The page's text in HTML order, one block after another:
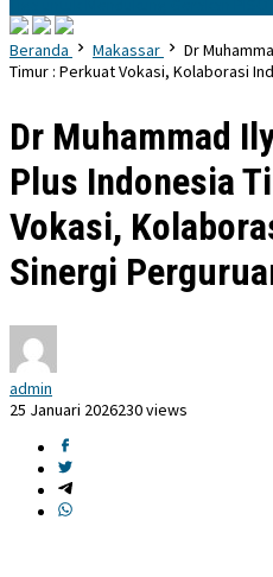
Beranda Makassar
Dr
Timur : Perkuat Vokasi, Kolaborasi
Dr Muhammad
Plus Indonesia
Vokasi,
Sinergi
admin
25 Januari 2026230 views